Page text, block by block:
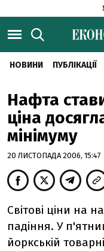
НОВИНИ ПУБЛІКАЦІЇ
Нафта
ціна
мінімуму
20 ЛИСТОПАДА 2006, 15:47
Світові ціни на
падіння. У
йоркській